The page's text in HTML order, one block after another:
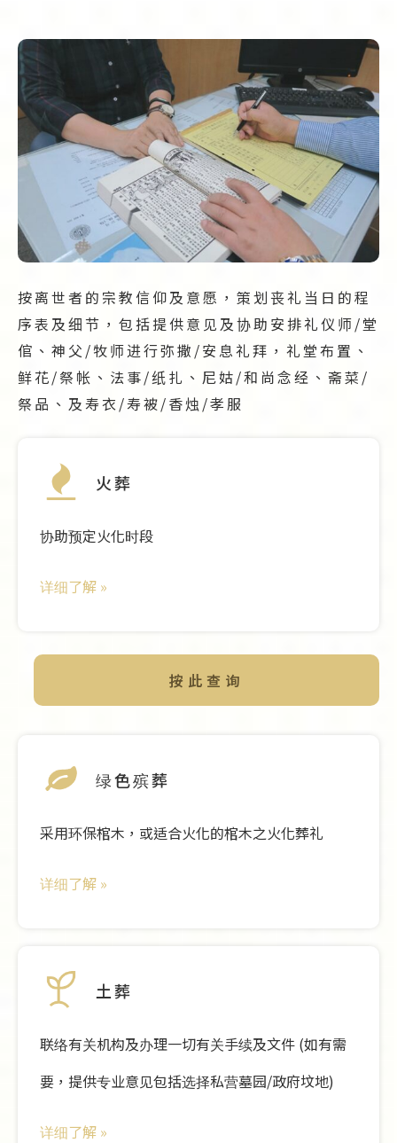
火葬
协助预定火化时段
详细了解 »
按此查询
绿色殡葬
采用环保棺木，或适合火化的棺木之火化葬礼
详细了解 »
土葬
联络有关机构及办理一切有关手续及文件 (如有需
要，提供专业意见包括选择私营墓园/政府坟地)
详细了解 »
按离世者的宗教信仰及意愿，策划丧礼当日的程
序表及细节，包括提供意见及协助安排礼仪师/堂
倌、神父/牧师进行弥撒/安息礼拜，礼堂布置、
鲜花/祭帐、法事/纸扎 、尼姑/和尚念经、斋菜/
祭品、及寿衣/寿被/香烛/孝服